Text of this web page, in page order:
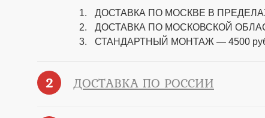
ДОСТАВКА ПО МОСКВЕ В
ДОСТАВКА ПО МОСКОВСКОЙ
СТАНДАРТНЫЙ МОНТАЖ — 4500
2 ДОСТАВКА ПО РОССИИ